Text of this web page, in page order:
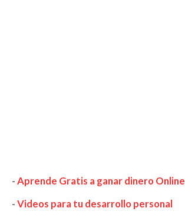
-Aprende Gratis a ganar dinero Online
-Videos para tu desarrollo personal